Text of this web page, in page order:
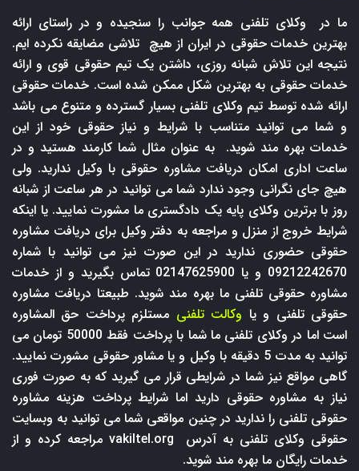
ما در وکلای تلفنی همه جوانب را سنجیده و در راستای ارائه
بهترین خدمات حقوقی در ایران از هیچ تلاشی مضایقه نکرده ایم.
نتیجه این تلاش شبانه روزی، داشتن یک تیم حقوقی قوی و ارائه
خدمات حقوقی به بهترین شکل ممکن شده است. خدمات حقوقی
ارائه شده توسط تیم وکلای تلفنی بسیار گسترده و متنوع می باشد
و شما می توانید متناسب با شرایط و نیاز حقوقی خود از این
خدمات بهره مند شوید. به عنوان مثال شما کارمند هستید و در
ساعت اداری امکان دریافت مشاوره حقوقی با وکیل ندارید. ولی
هیچ جای نگرانی وجود ندارد شما می توانید در هر ساعت از شبانه
روز با برترین وکلای پایه یک دادگستری ما مشورت نمایید. یا اینکه
شرایط خروج از منزل و مراجعه به دفتر وکیل برای دریافت مشاوره
حقوقی حضوری ندارید در این صورت نیز می توانید با شماره
09212242670 و یا 02147625900 تماس بگیرید و از خدمات
مشاوره حقوقی تلفنی ما بهره مند شوید. طبیعتا دریافت مشاوره
حقوقی تلفنی و یا وکالت تلفنی مستلزم پرداخت حق المشاوره
است اما در وکلای تلفنی ما شما با پرداخت فقط 50000 تومان می
توانید به مدت 5 دقیقه با وکیل و یا مشاور حقوقی مشورت نمایید.
گاهی مواقع نیز شما در شرایطی قرار می گیرید که به صورت فوری
نیاز به مشاوره حقوقی دارید اما شرایط پرداخت هزینه مشاوره
حقوقی تلفنی را ندارید در چنین مواقعی شما می توانید به وبسایت
حقوقی وکلای تلفنی به آدرس
vakiltel.org مراجعه کرده و از
خدمات رایگان ما بهره مند شوید.